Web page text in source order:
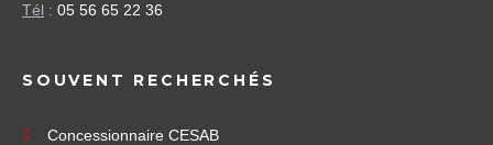
Tél : 05 56 65 22 36
SOUVENT RECHERCHÉS
Concessionnaire CESAB